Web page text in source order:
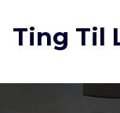
indhold
Ting Til